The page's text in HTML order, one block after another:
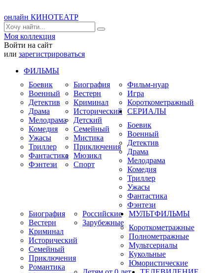
онлайн КИНОТЕАТР
Моя коллекция
Войти на сайт
или зарегистрироваться
ФИЛЬМЫ
Боевик
Военный
Детектив
Драма
Мелодрама
Комедия
Ужасы
Триллер
Фантастика
Фэнтези
Биография
Вестерн
Криминал
Исторический
Детский
Семейный
Мистика
Приключения
Мюзикл
Спорт
Фильм-нуар
Игра
Короткометражный
СЕРИАЛЫ
Боевик
Военный
Детектив
Драма
Мелодрама
Комедия
Триллер
Ужасы
Фантастика
Фэнтези
Биография
Вестерн
Криминал
Исторический
Семейный
Приключения
Романтика
Российские
Зарубежные
МУЛЬТФИЛЬМЫ
Короткометражные
Полнометражные
Мультсериалы
Кукольные
Юмористические